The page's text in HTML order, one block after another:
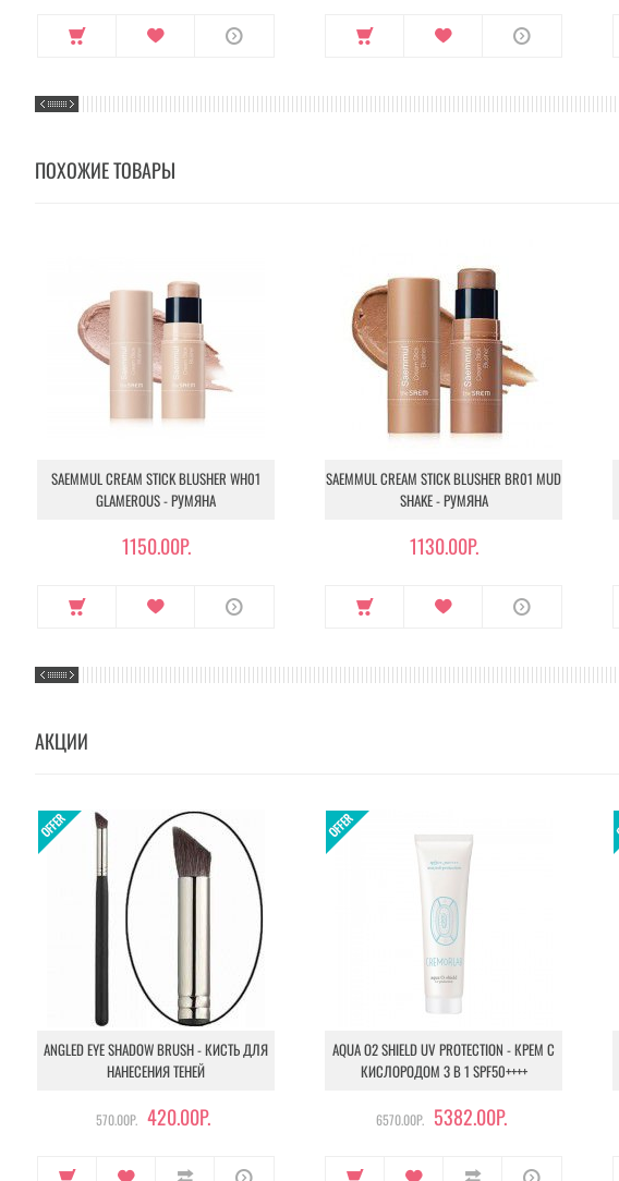
ПОХОЖИЕ ТОВАРЫ
SAEMMUL CREAM STICK BLUSHER WH01
GLAMEROUS - РУМЯНА
1150.00Р.
SAEMMUL CREAM STICK BLUSHER BR01 MUD
SHAKE - РУМЯНА
1130.00Р.
АКЦИИ
ANGLED EYE SHADOW BRUSH - КИСТЬ ДЛЯ
НАНЕСЕНИЯ ТЕНЕЙ
570.00Р. 420.00Р.
AQUA O2 SHIELD UV PROTECTION - КРЕМ С
КИСЛОРОДОМ 3 В 1 SPF50++++
6570.00Р. 5382.00Р.